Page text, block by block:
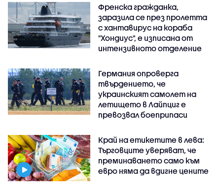
Френска гражданка,
заразила се през пролетта
с хантавирус на кораба
"Хондиус", е изписана от
интензивното отделение
Германия опроверга
твърдението, че
украинският самолет на
летището в Лайпциг е
превозвал боеприпаси
Край на етикетите в лева:
Търговците уверяват, че
преминаването само към
евро няма да вдигне цените